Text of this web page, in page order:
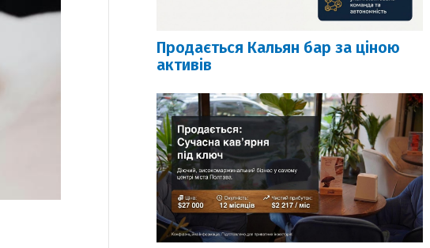
Продається Кальян бар за ціною
активів